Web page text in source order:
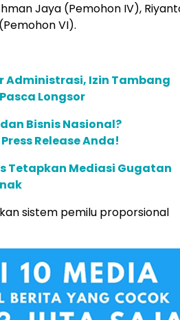
Jaya (Pemohon IV),
VI).
Administrasi, Izin Tambang
Longsor
Bisnis Nasional?
Release Anda!
Tetapkan Mediasi Gugatan
sistem pemilu proporsional